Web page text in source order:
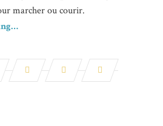
marcher ou courir.